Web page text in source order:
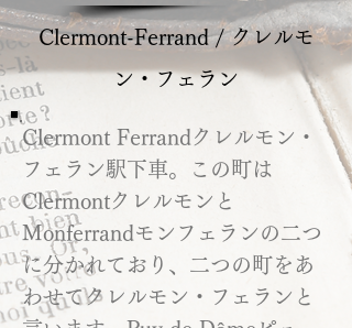
Clermont-Ferrand / クレルモ
ン・フェラン
Clermont Ferrandクレルモン・
フェラン駅下車。この町は
Clermontクレルモンと
Monferrandモンフェランの二つ
に分かれており、二つの町をあ
わせてクレルモン・フェランと